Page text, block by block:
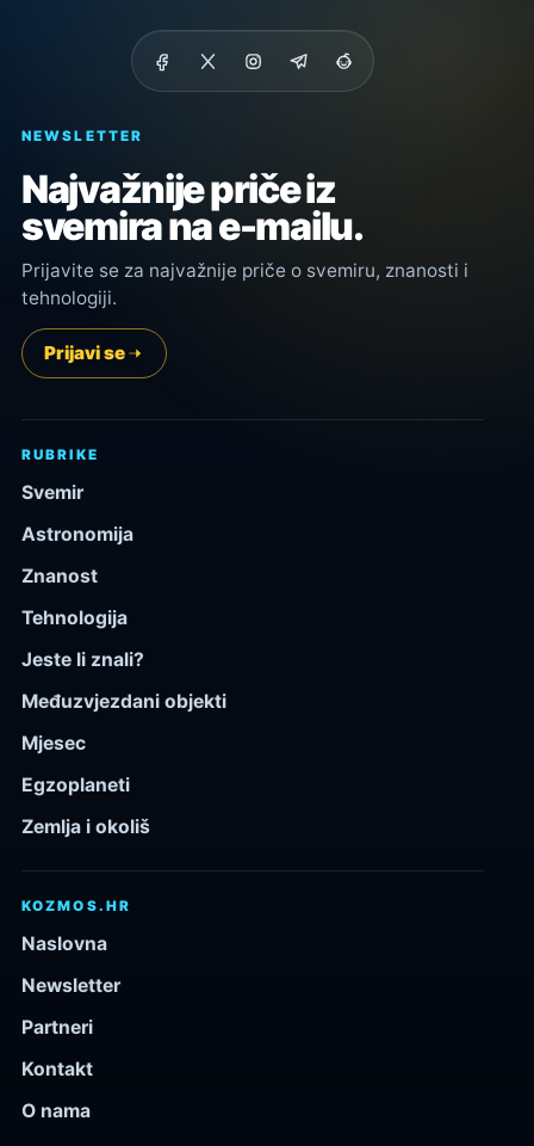
NEWSLETTER
Najvažnije priče iz
svemira na e-mailu.
Prijavite se za najvažnije priče o svemiru, znanosti i
tehnologiji.
Prijavi se
RUBRIKE
Svemir
Astronomija
Znanost
Tehnologija
Jeste li znali?
Međuzvjezdani objekti
Mjesec
Egzoplaneti
Zemlja i okoliš
KOZMOS.HR
Naslovna
Newsletter
Partneri
Kontakt
O nama